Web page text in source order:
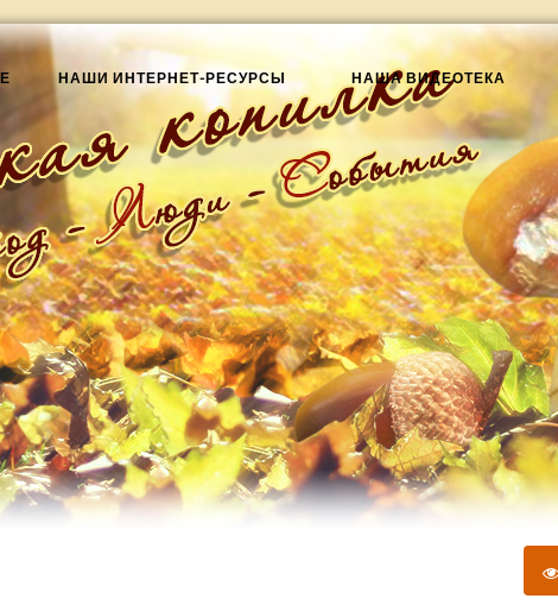
НАШИ ИНТЕРНЕТ-РЕСУРСЫ НАША ВИДЕОТЕКА